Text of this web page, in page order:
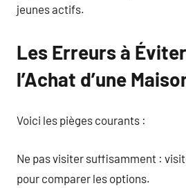
jeunes actifs.
Les Erreurs à
l’Achat d’une
Voici les pièges courants :
Ne pas visiter suffisamment :
pour comparer les options.